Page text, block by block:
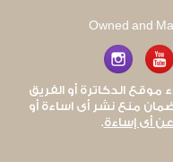
Owned and
الدكاترة أو الفريق
منع نشر أى اساءة أو
أى إساءة.